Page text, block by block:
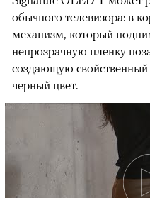
обычного телевизора: в
механизм, который
непрозрачную пленку
создающую
черный цвет.